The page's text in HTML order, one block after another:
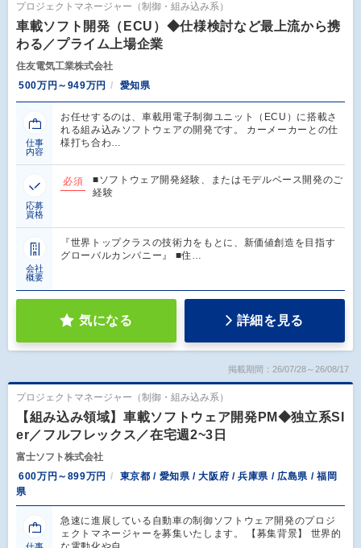
プロジェクトマネージャー（制御・組み込み系）
車載ソフト開発（ECU）◆仕様検討など最上流から携
わる／プライム上場企業
住友電気工業株式会社
500万円～949万円
愛知県
仕事
内容
お任せするのは、車載用電子制御ユニット（ECU）に搭載さ
れる組み込みソフトウェアの開発です。 カーメーカーとの仕
様打ち合わ…
応募
資格
必須
■ソフトウェア開発経験、またはモデルベース開発のご
経験
会社
概要
『世界トップクラスの技術力をもとに、新価値創造を目指す
グローバルカンパニー』 ■住…
気になる 詳細を見る
掲載期間：26/07/28～26/08/17
プロジェクトマネージャー（制御・組み込み系）
【組み込み領域】車載ソフトウェア開発PM◆独立系SI
er／フルフレックス／在宅週2~3日
富士ソフト株式会社
600万円～899万円
東京都 / 愛知県 / 大阪府 / 兵庫県 / 広島県 / 福岡
県
急速に進展している自動車の制御ソフトウェア開発のプロジ
ェクトマネージャーを募集いたします。 【募集背景】 世界的